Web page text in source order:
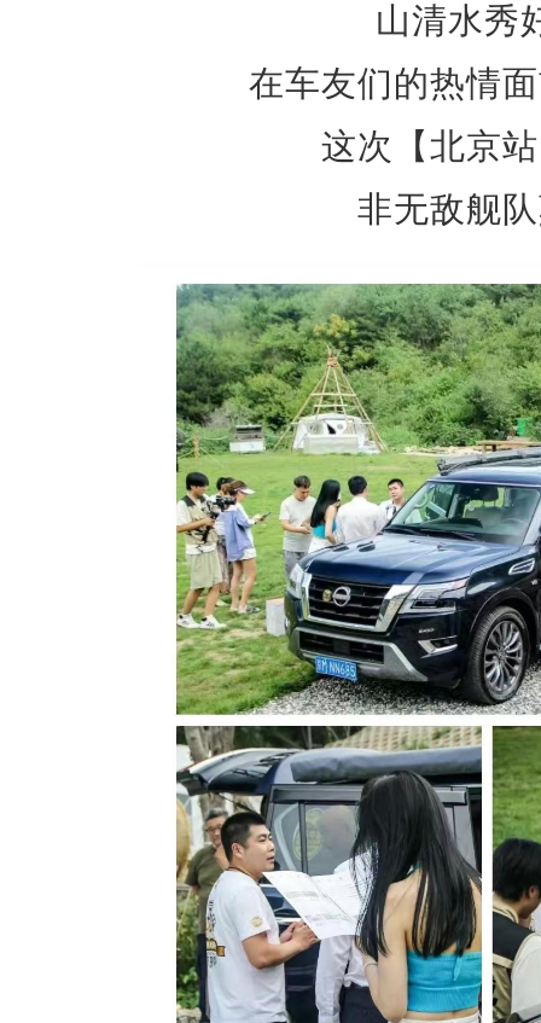
山清水秀
在车友们的热情
这次【北京
非无敌舰